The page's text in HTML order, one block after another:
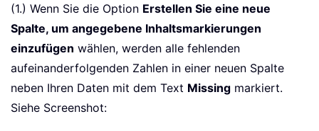
(1.) Wenn Sie die Option Erstellen Sie eine neue
Spalte, um angegebene Inhaltsmarkierungen
einzufügen wählen, werden alle fehlenden
aufeinanderfolgenden Zahlen in einer neuen Spalte
neben Ihren Daten mit dem Text Missing markiert.
Siehe Screenshot: